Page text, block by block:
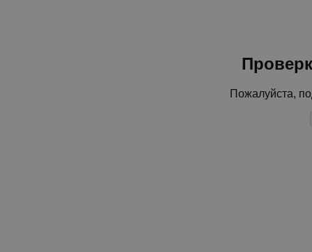
Пожалуйста,